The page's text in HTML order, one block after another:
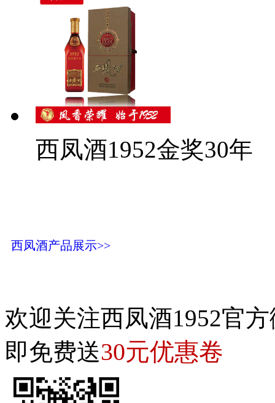
西凤酒1952金奖30年
西凤酒产品展示>>
欢迎关注西凤酒1952官
即免费送30元优惠卷